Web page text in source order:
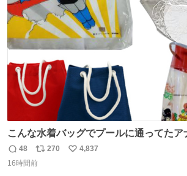
数
こんな水着バッグでプールに通ってたア
世代（笑） #70年代 #80年代 #昭和レ
返
信
48
リ
ポ
270
い
4,837
16時間前